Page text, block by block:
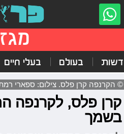
בעולם בעלי חיים
© הקרנפה קרן פלס. צילום: ספארי רמת
קרן פלס, לקרנפה
בשמך